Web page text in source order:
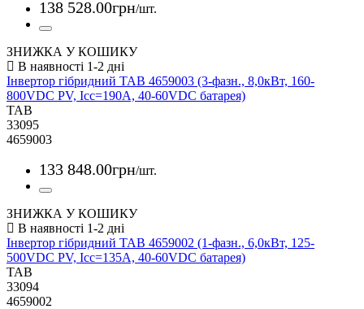
138 528.00грн/шт.
ЗНИЖКА У КОШИКУ
Інвертор гібридний TAB 4659003 (3-фазн., 8,0кВт, 160-
800VDC PV, Icc=190A, 40-60VDC батарея)
TAB
33095
4659003
133 848.00грн/шт.
ЗНИЖКА У КОШИКУ
Інвертор гібридний TAB 4659002 (1-фазн., 6,0кВт, 125-
500VDC PV, Icc=135A, 40-60VDC батарея)
TAB
33094
4659002